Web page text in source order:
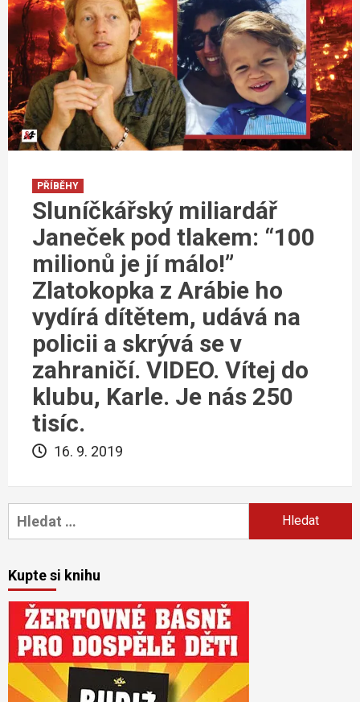
PŘÍBĚHY
Sluníčkářský miliardář
Janeček pod tlakem: “100
milionů je jí málo!”
Zlatokopka z Arábie ho
vydírá dítětem, udává na
policii a skrývá se v
zahraničí. VIDEO. Vítej do
klubu, Karle. Je nás 250
tisíc.
16. 9. 2019
Vyhledávání
Kupte si knihu